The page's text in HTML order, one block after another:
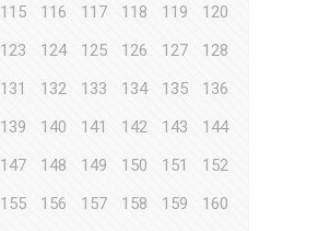
115 116 117 118 119
120
123 124 125 126 127
128
131 132 133 134 135
136
139 140 141 142 143
144
147 148 149 150 151
152
155 156 157 158 159
160